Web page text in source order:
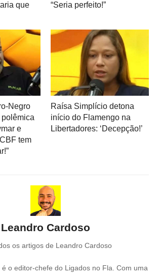
que
“Seria perfeito!”
Negro
polêmica
e
tem
Raísa Simplício detona
início do Flamengo na
Libertadores: ‘Decepção!’
Leandro Cardoso
os artigos de Leandro Cardoso
o editor-chefe do Ligados no Fla. Com uma